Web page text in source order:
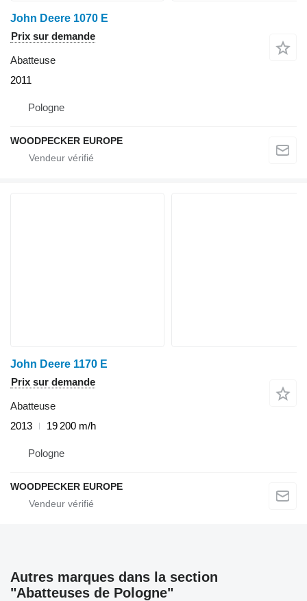
John Deere 1070 E
Prix sur demande
Abatteuse
2011
Pologne
WOODPECKER EUROPE
John Deere 1170 E
Prix sur demande
Abatteuse
2013
19 200 m/h
Pologne
WOODPECKER EUROPE
Autres marques dans la section
"Abatteuses de Pologne"